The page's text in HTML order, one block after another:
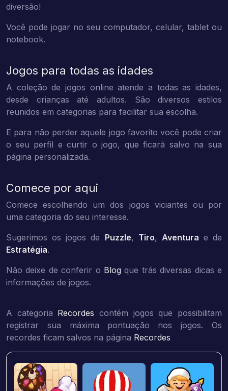
diversão!
Você pode jogar no seu computador, celular, tablet ou
notebook.
Jogos para todas as idades
A coleção de jogos online atende a todas as idades,
desde crianças até adultos. São diversos estilos
reunidos em categorias para facilitar sua escolha.
E para não perder aquele jogo favorito você pode criar
o seu perfil e curtir o jogo, que ficará salvo na sua
página personalizada.
Comece por aqui
Comece escolhendo um dos jogos viciantes ou por
uma categoria do seu interesse.
Sugerimos os jogos de Puzzle, Tiro, Aventura e de
Estratégia.
Não deixe de conferir o Blog que trás diversas dicas e
informações de jogos.
A categoria Recordes contém jogos que possibilitam
registrar sua máxima pontuação nos jogos. Os
recordes ficam salvos na página Recordes